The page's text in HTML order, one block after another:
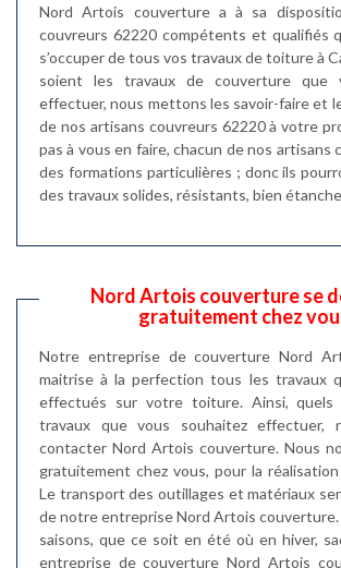
Nord Artois couverture a à sa
couvreurs 62220 compétents et qualifiés
s’occuper de tous vos travaux de toiture à
soient les travaux de couverture que
effectuer, nous mettons les savoir-faire et
de nos artisans couvreurs 62220 à votre
pas à vous en faire, chacun de nos artisans
des formations particulières ; donc ils
des travaux solides, résistants, bien
Nord Artois couverture se
gratuitement chez
Notre entreprise de couverture Nord
maitrise à la perfection tous les travaux
effectués sur votre toiture. Ainsi, quels
travaux que vous souhaitez effectuer,
contacter Nord Artois couverture. Nous
gratuitement chez vous, pour la
Le transport des outillages et matériaux
de notre entreprise Nord Artois couverture.
saisons, que ce soit en été où en hiver,
entreprise de couverture Nord Artois